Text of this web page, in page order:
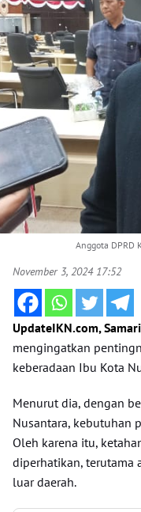
Anggota DPRD
November 3, 2024 17:52
UpdateIKN.com,
mengingatkan
keberadaan Ibu Kota
Menurut dia, dengan
Nusantara, kebutuhan
Oleh karena itu,
diperhatikan, terutama
luar daerah.